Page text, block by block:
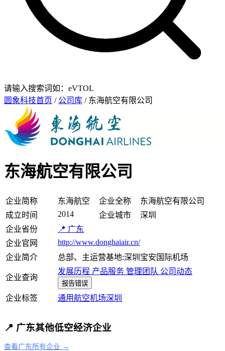
请输入搜索词如：eVTOL
圆象科技首页 / 公司库 / 东海航空有限公司
东海航空有限公司
企业简称 东海航空 企业全称
东海航空有限公司
成立时间
2014 企业城市
深圳
企业省份
📍 广东
企业官网
http://www.donghaiair.cn/
企业简介
总部、主运营基地:深圳宝安国际机场
企业查询
发展历程 产品服务 管理团队 公司动态
报告错误
企业标签 通用航空机场深圳
📍 广东其他低空经济企业
查看广东所有企业 →